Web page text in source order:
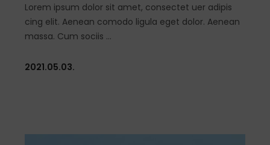
Lorem ipsum dolor sit amet, consectet uer adipis
cing elit. Aenean comodo ligula eget dolor. Aenean
massa. Cum sociis
2021.05.03.